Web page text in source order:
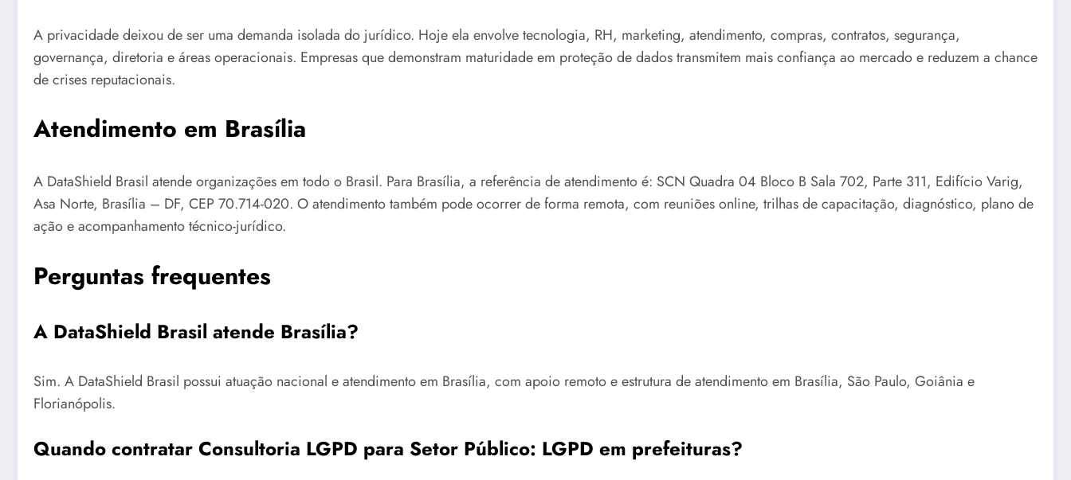
A privacidade deixou de ser uma demanda isolada do jurídico. Hoje ela envolve tecnologia, RH, marketing, atendimento, compras, contratos, segurança,
governança, diretoria e áreas operacionais. Empresas que demonstram maturidade em proteção de dados transmitem mais confiança ao mercado e reduzem a chance
de crises reputacionais.
Atendimento em Brasília
A DataShield Brasil atende organizações em todo o Brasil. Para Brasília, a referência de atendimento é: SCN Quadra 04 Bloco B Sala 702, Parte 311, Edifício Varig,
Asa Norte, Brasília – DF, CEP 70.714-020. O atendimento também pode ocorrer de forma remota, com reuniões online, trilhas de capacitação, diagnóstico, plano de
ação e acompanhamento técnico-jurídico.
Perguntas frequentes
A DataShield Brasil atende Brasília?
Sim. A DataShield Brasil possui atuação nacional e atendimento em Brasília, com apoio remoto e estrutura de atendimento em Brasília, São Paulo, Goiânia e
Florianópolis.
Quando contratar Consultoria LGPD para Setor Público: LGPD em prefeituras?